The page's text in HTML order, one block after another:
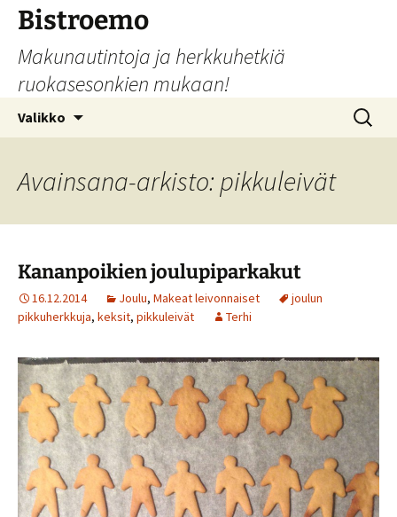
Siirry
sisältöön
Bistroemo
Makunautintoja ja herkkuhetkiä
ruokasesonkien mukaan!
Valikko Haku:
Avainsana-arkisto: pikkuleivät
Kananpoikien joulupiparkakut
16.12.2014 Joulu, Makeat leivonnaiset
joulun
pikkuherkkuja, keksit, pikkuleivät Terhi